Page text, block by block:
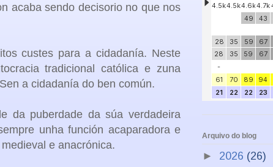
acaba sendo decisorio no que nos
custes para a cidadanía. Neste
tradicional católica e zuna
a cidadanía do ben común.
da puberdade da súa verdadeira
unha función acaparadora e
e anacrónica.
Arquivo do blog
► 2026 (26)